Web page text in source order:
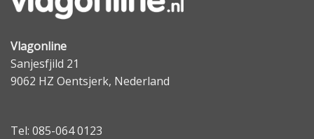
Vlagonline
Sanjesfjild 21
9062 HZ Oentsjerk, Nederland
Tel: 085-064 0123